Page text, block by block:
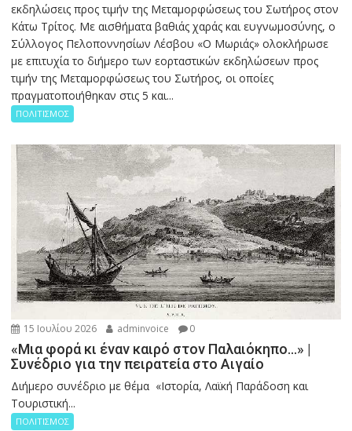
εκδηλώσεις προς τιμήν της Μεταμορφώσεως του Σωτήρος στον
Κάτω Τρίτος. Με αισθήματα βαθιάς χαράς και ευγνωμοσύνης, ο
Σύλλογος Πελοποννησίων Λέσβου «Ο Μωριάς» ολοκλήρωσε
με επιτυχία το διήμερο των εορταστικών εκδηλώσεων προς
τιμήν της Μεταμορφώσεως του Σωτήρος, οι οποίες
πραγματοποιήθηκαν στις 5 και...
ΠΟΛΙΤΙΣΜΟΣ
15 Ιουλίου 2026 adminvoice 0
«Μια φορά κι έναν καιρό στον Παλαιόκηπο…» |
Συνέδριο για την πειρατεία στο Αιγαίο
Διήμερο συνέδριο με θέμα «Ιστορία, Λαϊκή Παράδοση και
Τουριστική...
ΠΟΛΙΤΙΣΜΟΣ